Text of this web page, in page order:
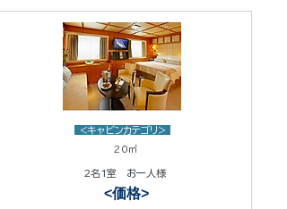
<キャビンカテゴリ>
20㎡
2名1室 お一人様
<価格>